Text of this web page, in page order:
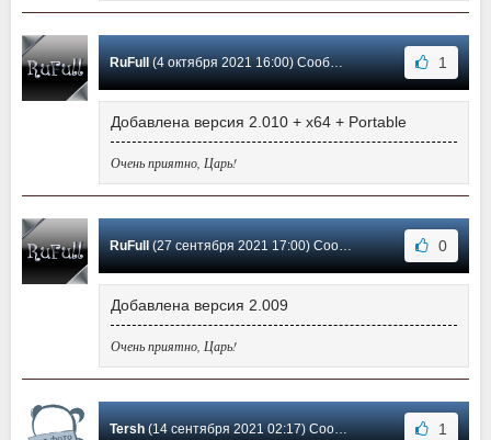
RuFull(4 октября 2021 16:00) Сообщение #146 1
Добавлена версия 2.010 + x64 + Portable
Очень приятно, Царь!
RuFull(27 сентября 2021 17:00) Сообщение #145 0
Добавлена версия 2.009
Очень приятно, Царь!
Tersh(14 сентября 2021 02:17) Сообщение #144 1